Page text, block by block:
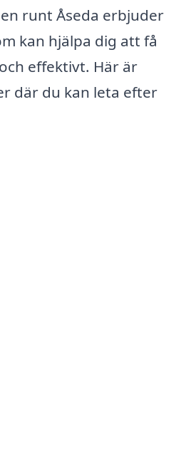
runt Åseda erbjuder
kan hjälpa dig att få
effektivt. Här är
där du kan leta efter